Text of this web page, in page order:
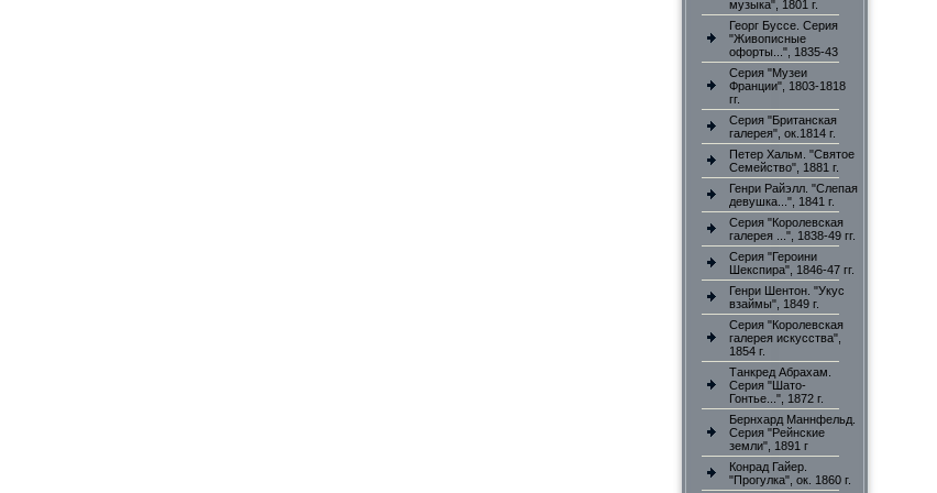
музыка", 1801 г.
Георг Буссе. Серия
"Живописные
офорты...", 1835-43
Серия "Музеи
Франции", 1803-1818
гг.
Серия "Британская
галерея", ок.1814 г.
Петер Хальм. "Святое
Семейство", 1881 г.
Генри Райэлл. "Слепая
девушка...", 1841 г.
Серия "Королевская
галерея ...", 1838-49 гг.
Серия "Героини
Шекспира", 1846-47 гг.
Генри Шентон. "Укус
взаймы", 1849 г.
Серия "Королевская
галерея искусства",
1854 г.
Танкред Абрахам.
Серия "Шато-
Гонтье...", 1872 г.
Бернхард Маннфельд.
Серия "Рейнские
земли", 1891 г
Конрад Гайер.
"Прогулка", ок. 1860 г.